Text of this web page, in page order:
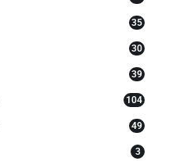
35
30
39
104
49
3